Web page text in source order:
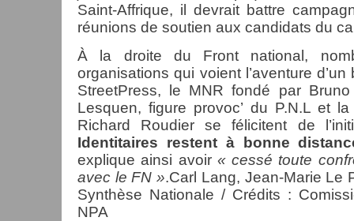
Saint-Affrique, il devrait battre
réunions de soutien aux candidats du
À la droite du Front national,
organisations qui voient l’aventure
StreetPress, le MNR fondé par
Lesquen, figure provoc’ du P.N.L et
Richard Roudier se félicitent de
Identitaires restent à bonne
explique ainsi avoir « cessé toute
avec le FN ».Carl Lang, Jean-Marie Le
Synthèse Nationale / Crédits :
NPA